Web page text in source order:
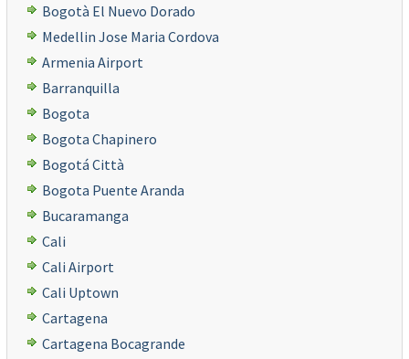
Bogotà El Nuevo Dorado
Medellin Jose Maria Cordova
Armenia Airport
Barranquilla
Bogota
Bogota Chapinero
Bogotá Città
Bogota Puente Aranda
Bucaramanga
Cali
Cali Airport
Cali Uptown
Cartagena
Cartagena Bocagrande